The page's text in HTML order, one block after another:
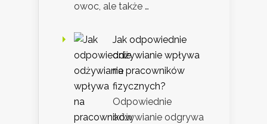
owoc, ale także …
Jak odpowiednie
odżywianie wpływa
na pracowników
fizycznych?
Odpowiednie
odżywianie odgrywa